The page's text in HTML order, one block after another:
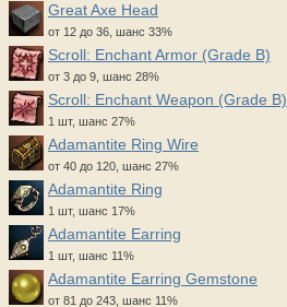
Great Axe Head
от 12 до 36, шанс 33%
Scroll: Enchant Armor (Grade B)
от 3 до 9, шанс 28%
Scroll: Enchant Weapon (Grade B)
1 шт, шанс 27%
Adamantite Ring Wire
от 40 до 120, шанс 27%
Adamantite Ring
1 шт, шанс 17%
Adamantite Earring
1 шт, шанс 11%
Adamantite Earring Gemstone
от 81 до 243, шанс 11%